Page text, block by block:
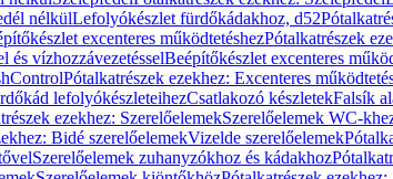
nélkülLefolyókészlet fürdőkádakhoz, d52
excenteres működtetéshezPótalkatrészek
és vízhozzávezetésselBeépítőkészlet excenteres
Pótalkatrészek ezekhez: Excenteres
lefolyókészleteihezCsatlakozó készletekFalsík
ezekhez: SzerelőelemekSzerelőelemek WC-
Bidé szerelőelemekVizelde szerelőelemek
Szerelőelemek zuhanyzókhoz és kádakhoz